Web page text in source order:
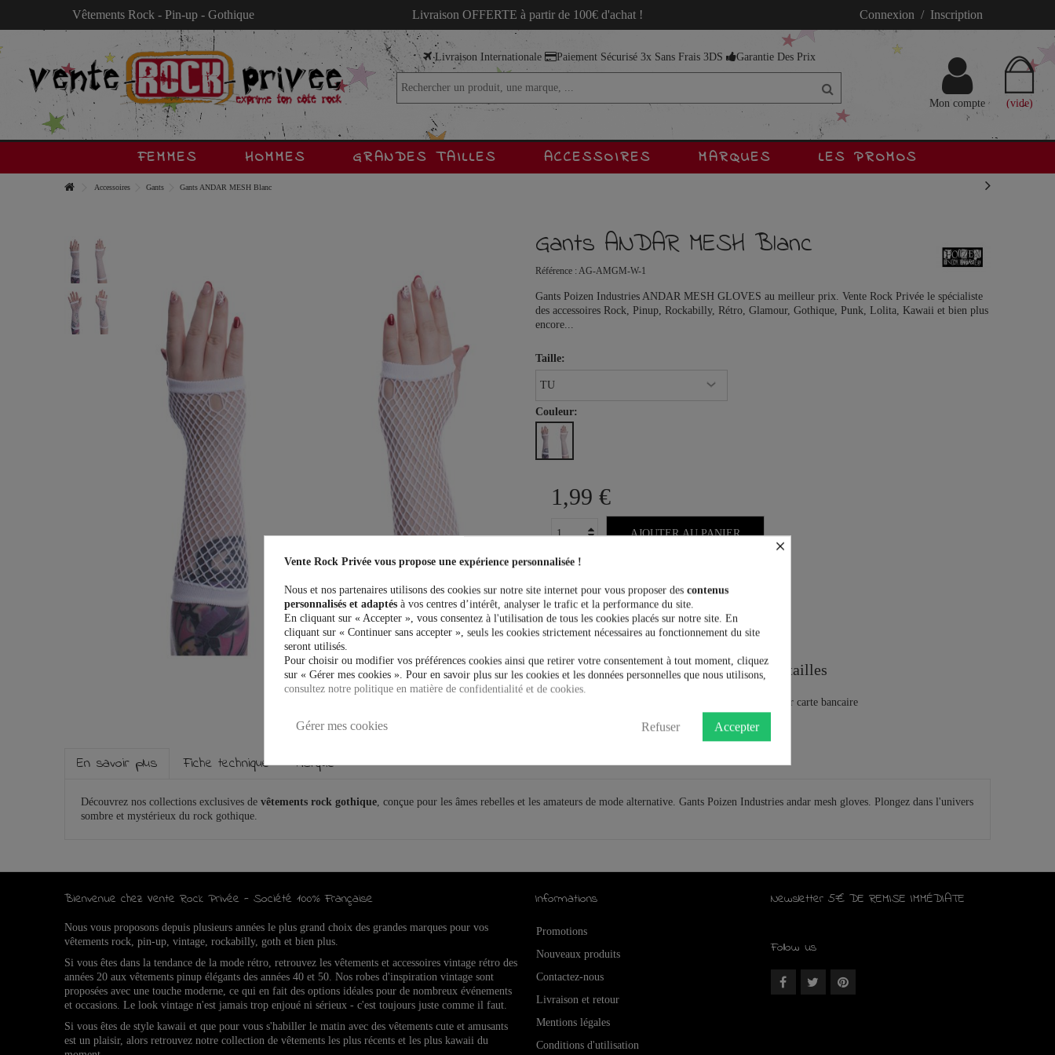
Vêtements Rock - Pin-up - Gothique Livraison OFFERTE à partir de 100€ d'achat ! Connexion / Inscription
Livraison Internationale Paiement Sécurisé 3x Sans Frais 3DS Garantie Des Prix
(vide)
Mon compte
FEMMES HOMMES GRANDES TAILLES ACCESSOIRES MARQUES LES PROMOS
Accessoires Gants Gants ANDAR MESH Blanc
Gants ANDAR MESH Blanc
Référence : AG-AMGM-W-1
Gants Poizen Industries ANDAR MESH GLOVES au meilleur prix. Vente Rock Privée le spécialiste
des accessoires Rock, Pinup, Rockabilly, Rétro, Glamour, Gothique, Punk, Lolita, Kawaii et bien plus
encore...
Taille:
Couleur:
1,99 €
AJOUTER AU PANIER
Plus que 100,00 €et la livraison est offerte !
Guide des tailles
En savoir plus Fiche technique Marque
Découvrez nos collections exclusives devêtements rock gothique, conçue pour les âmes rebelles et les amateurs de mode alternative. Gants Poizen Industries andar mesh gloves. Plongez dans l'univers
sombre et mystérieux du rock gothique.
Bienvenue chez Vente Rock Privée - Société 100% Française
Nous vous proposons depuis plusieurs années le plus grand choix des grandes marques pour vos
vêtements rock, pin-up, vintage, rockabilly, goth et bien plus.
Si vous êtes dans la tendance de la mode rétro, retrouvez les vêtements et accessoires vintage rétro des
années 20 aux vêtements pinup élégants des années 40 et 50.Nos robes d'inspiration vintage sont
proposées avec une touche moderne, ce qui en fait des options idéales pour de nombreux événements
et occasions.Le look vintage n'est jamais trop enjoué ni sérieux - c'est toujours juste comme il faut.
Si vous êtes de style kawaii et que pour vous s'habiller le matin avec des vêtements cute et amusants
est un plaisir, alors retrouvez notre collection de vêtements les plus récents et les plus kawaii du
Informations
Promotions
Nouveaux produits
Contactez-nous
Livraison et retour
Mentions légales
Conditions d'utilisation
Newsletter 5€ DE REMISE IMMÉDIATE
Follow us
×
Vente Rock Privée vous propose une expérience personnalisée !
Nous et nos partenaires utilisons des cookies sur notre site internet pour vous proposer des contenus
personnalisés et adaptés à vos centres d’intérêt, analyser le trafic et la performance du site.
En cliquant sur « Accepter », vous consentez à l'utilisation de tous les cookies placés sur notre site. En
cliquant sur « Continuer sans accepter », seuls les cookies strictement nécessaires au fonctionnement du site
seront utilisés.
Pour choisir ou modifier vos préférences cookies ainsi que retirer votre consentement à tout moment, cliquez
sur « Gérer mes cookies ». Pour en savoir plus sur les cookies et les données personnelles que nous utilisons,
consultez notre politique en matière de confidentialité et de cookies.
Accepter
Refuser
Gérer mes cookies